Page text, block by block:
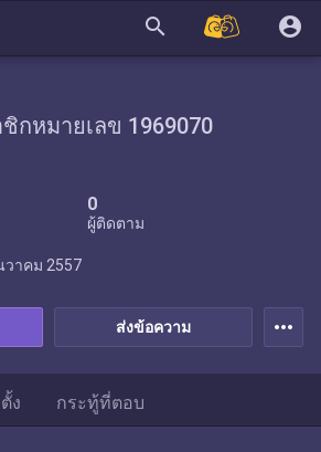
search account_circle
กหมายเลข 1969070
0
ผู้ติดตาม
ส่งข้อความ
วาคม 2557
more_horiz
ง กระทู้ที่ตอบ